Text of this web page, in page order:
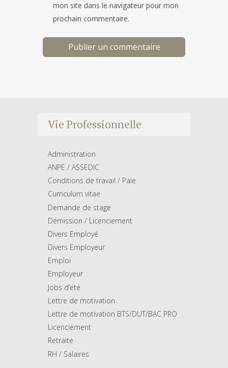
mon site dans le navigateur pour mon
prochain commentaire.
Vie Professionnelle
Administration
ANPE / ASSEDIC
Conditions de travail / Paie
Curriculum vitae
Demande de stage
Démission / Licenciement
Divers Employé
Divers Employeur
Emploi
Employeur
Jobs d’été
Lettre de motivation
Lettre de motivation BTS/DUT/BAC PRO
Licenciement
Retraite
RH / Salaires